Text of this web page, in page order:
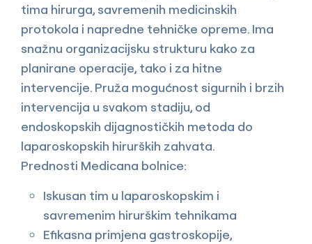
tima hirurga, savremenih medicinskih
protokola i napredne tehničke opreme. Ima
snažnu organizacijsku strukturu kako za
planirane operacije, tako i za hitne
intervencije. Pruža mogućnost sigurnih i brzih
intervencija u svakom stadiju, od
endoskopskih dijagnostičkih metoda do
laparoskopskih hirurških zahvata.
Prednosti Medicana bolnice:
Iskusan tim u laparoskopskim i
savremenim hirurškim tehnikama
Efikasna primjena gastroskopije,